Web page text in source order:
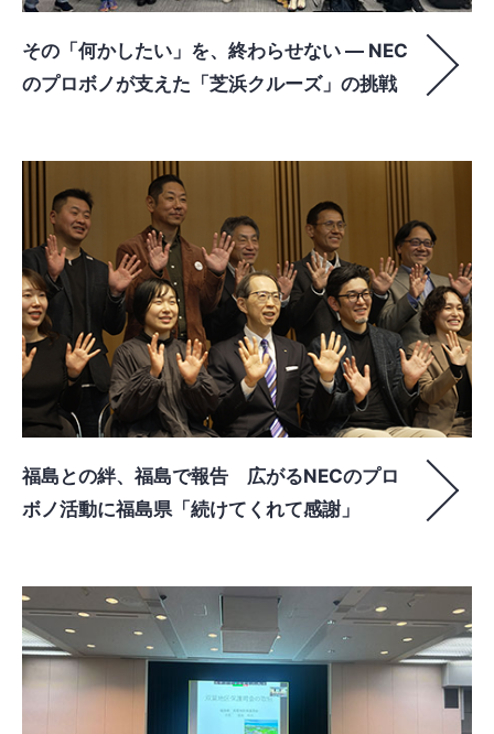
その「何かしたい」を、終わらせない ― NEC
のプロボノが支えた「芝浜クルーズ」の挑戦
福島との絆、福島で報告 広がるNECのプロ
ボノ活動に福島県「続けてくれて感謝」